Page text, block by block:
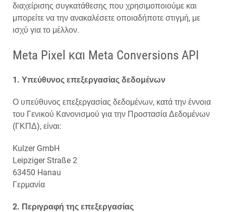
διαχείρισης συγκατάθεσης που χρησιμοποιούμε και
μπορείτε να την ανακαλέσετε οποιαδήποτε στιγμή, με
ισχύ για το μέλλον.
Meta Pixel και Meta Conversions API
1. Υπεύθυνος επεξεργασίας δεδομένων
Ο υπεύθυνος επεξεργασίας δεδομένων, κατά την έννοια
του Γενικού Κανονισμού για την Προστασία Δεδομένων
(ΓΚΠΔ), είναι:
Kulzer GmbH
Leipziger Straße 2
63450 Hanau
Γερμανία
2. Περιγραφή της επεξεργασίας